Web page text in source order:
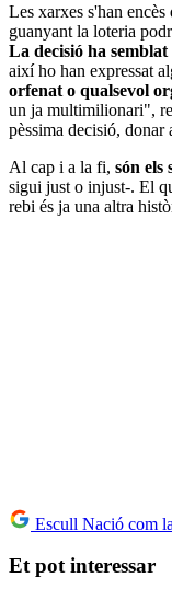
Les xarxes s'han
guanyant la loteria
La decisió ha
així ho han expressat
orfenat o qualsevol
un ja multimilionari",
pèssima decisió,
Al cap i a la fi, són els
sigui just o injust-. El
rebi és ja una altra
Escull Nació com
Et pot interessar